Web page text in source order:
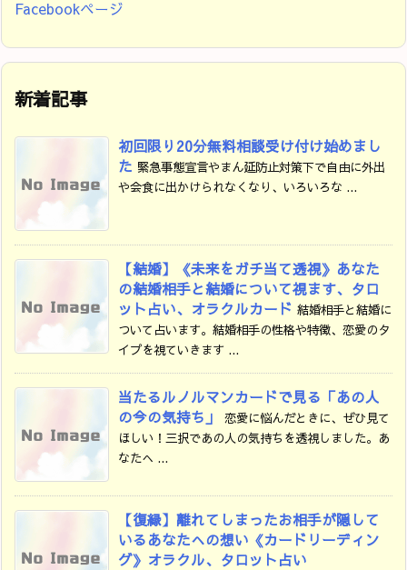
Facebookページ
新着記事
初回限り20分無料相談受け付け始めまし
た 緊急事態宣言やまん延防止対策下で自由に外出
や会食に出かけられなくなり、いろいろな ...
【結婚】《未来をガチ当て透視》あなた
の結婚相手と結婚について視ます、タロ
ット占い、オラクルカード 結婚相手と結婚に
ついて占います。結婚相手の性格や特徴、恋愛のタ
イプを視ていきます ...
当たるルノルマンカードで見る「あの人
の今の気持ち」
恋愛に悩んだときに、ぜひ見て
ほしい！三択であの人の気持ちを透視しました。あ
なたへ ...
【復縁】離れてしまったお相手が隠して
いるあなたへの想い《カードリーディン
グ》オラクル、タロット占い